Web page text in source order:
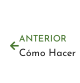
ANTERIOR